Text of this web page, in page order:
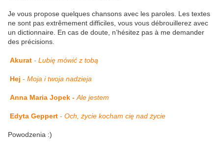
Je vous propose quelques chansons avec les paroles. Les textes
ne sont pas extrêmement difficiles, vous vous débrouillerez avec
un dictionnaire. En cas de doute, n’hésitez pas à me demander
des précisions.
Akurat - Lubię mówić z tobą
Hej - Moja i twoja nadzieja
Anna Maria Jopek - Ale jestem
Edyta Geppert - Och, życie kocham cię nad życie
Powodzenia :)